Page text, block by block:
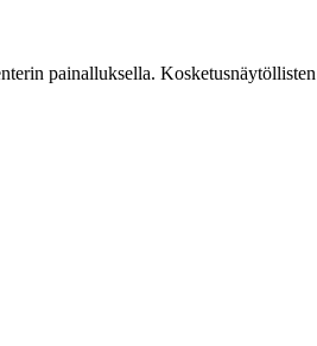
painalluksella.